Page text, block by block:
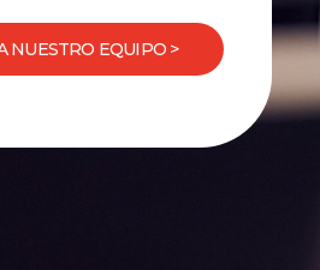
NUESTRO EQUIPO >